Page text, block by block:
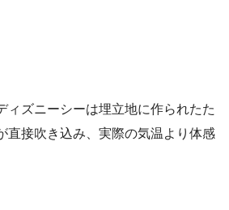
ィズニーシーは埋立地に作られたた
直接吹き込み、実際の気温より体感